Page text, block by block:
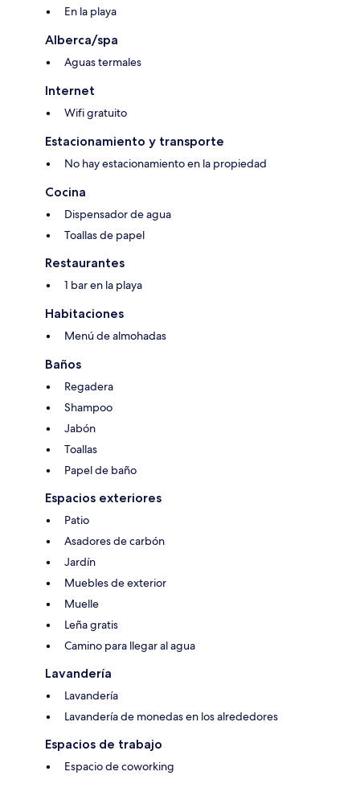
En la playa
Alberca/spa
Aguas termales
Internet
Wifi gratuito
Estacionamiento y transporte
No hay estacionamiento en la propiedad
Cocina
Dispensador de agua
Toallas de papel
Restaurantes
1 bar en la playa
Habitaciones
Menú de almohadas
Baños
Regadera
Shampoo
Jabón
Toallas
Papel de baño
Espacios exteriores
Patio
Asadores de carbón
Jardín
Muebles de exterior
Muelle
Leña gratis
Camino para llegar al agua
Lavandería
Lavandería
Lavandería de monedas en los alrededores
Espacios de trabajo
Espacio de coworking